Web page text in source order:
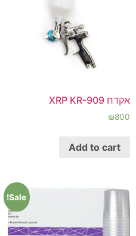
אקדח XRP KR-909
₪800
Add to cart
Sale!